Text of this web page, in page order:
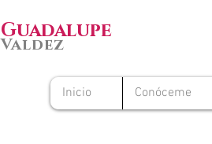
Guadalupe
Valdez
Inicio Conóceme